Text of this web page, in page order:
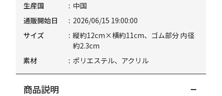
生産国
中国
通販開始日
2026/06/15 19:00:00
サイズ
縦約12cm×横約11cm、ゴム部分 内径
約2.3cm
素材
ポリエステル、アクリル
商品説明